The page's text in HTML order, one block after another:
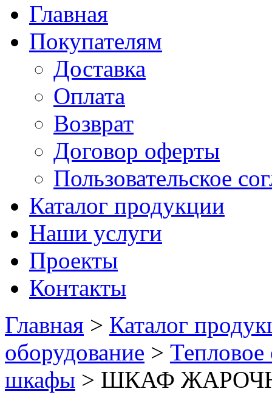
Главная
Покупателям
Доставка
Оплата
Возврат
Договор оферты
Пользовательское
Каталог продукции
Наши услуги
Проекты
Контакты
Главная > Каталог
оборудование > Тепловое
шкафы > ШКАФ